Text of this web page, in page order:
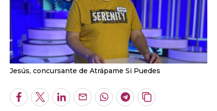
Jesús, concursante de Atrápame Si Puedes
Facebook
TwitterLinkedInEnviarWhatsapp
Telegram
Copiar